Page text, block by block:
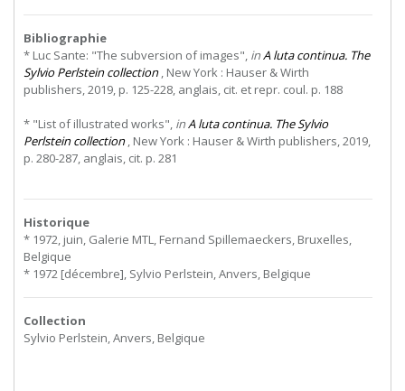
Bibliographie
* Luc Sante: "The subversion of images", inA luta continua. The
Sylvio Perlstein collection, New York : Hauser & Wirth
publishers, 2019, p. 125-228, anglais, cit. et repr. coul. p. 188
* "List of illustrated works", inA luta continua. The Sylvio
Perlstein collection, New York : Hauser & Wirth publishers, 2019,
p. 280-287, anglais, cit. p. 281
Historique
* 1972, juin, Galerie MTL, Fernand Spillemaeckers, Bruxelles,
Belgique
* 1972 [décembre], Sylvio Perlstein, Anvers, Belgique
Collection
Sylvio Perlstein, Anvers, Belgique